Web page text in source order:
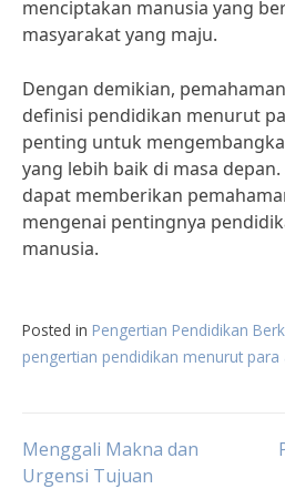
menciptakan manusia yang
masyarakat yang maju.
Dengan demikian,
definisi pendidikan menurut
penting untuk
yang lebih baik di masa
dapat memberikan
mengenai pentingnya
manusia.
Posted in Pengertian Pendidikan
pengertian pendidikan menurut para
Post
Menggali Makna dan
Urgensi Tujuan